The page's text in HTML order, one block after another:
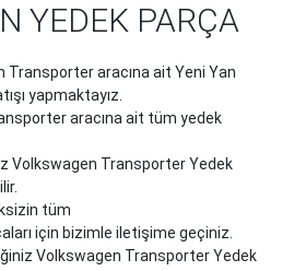
YEDEK PARÇA
Transporteraracına ait Yeni Yan
yapmaktayız.
aracına ait tüm yedek
Volkswagen TransporterYedek
tüm
için bizimle iletişime geçiniz.
Volkswagen TransporterYedek